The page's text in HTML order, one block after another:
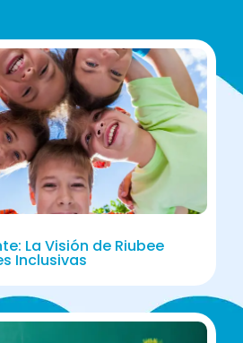
La Visión de Riubee
Inclusivas